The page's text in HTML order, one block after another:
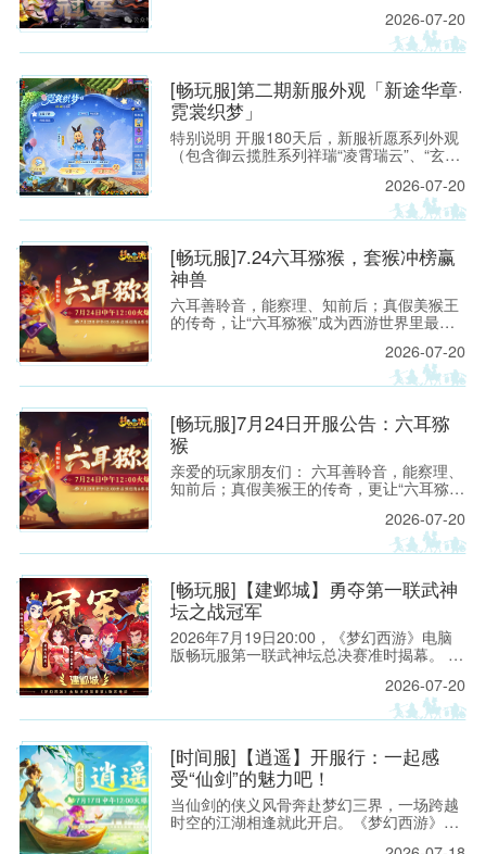
克强敌【紫禁城】，再度捧起武神坛冠军奖
杯，重回武神之巅。 本场对决堪称武神坛战
术博弈的经典之战：禁选阶段双方针锋相
用莲台仙子普陀山精准反制咒师体系，面
对“打蓝”阵容从容应对，最终凭借关键回合
的果断出击锁定胜局。
2026-07-20
[畅玩服]第二期新服外观「新途华章·
霓裳织梦」
特别说明 开服180天后，新服祈愿系列外观
（包含御云揽胜系列祥瑞“凌霄瑞云”、“玄霆
系列锦衣“仙境奇旅”、光环“琼华戏梦”、足
迹“灵灯踏星”），将上架霓裳宝阁“典藏”，少
侠可使用霓裳积分购买。 [畅玩服]第一期新
2026-07-20
[畅玩服]7.24六耳猕猴，套猴冲榜赢
神兽
六耳善聆音，能察理、知前后；真假美猴王
的传奇，让“六耳猕猴”成为西游世界里最令
与不服输的豪气将化作一场全新的三界邀约
——2026年7月24日 12:00《梦幻西游》电
脑版畅玩服【六耳猕猴】即将开启！
2026-07-20
[畅玩服]7月24日开服公告：六耳猕
猴
亲爱的玩家朋友们： 六耳善聆音，能察理、
知前后；真假美猴王的传奇，更让“六耳猕
遐想的名字之一。它既有洞察世事的机敏，
也有敢于迎难而上的锋芒，更有不服输、不
低头的豪气。
2026-07-20
[畅玩服]【建邺城】勇夺第一联武神
坛之战冠军
2026年7月19日20:00，《梦幻西游》电脑
版畅玩服第一联武神坛总决赛准时揭幕。 一
队，他们一路披荆斩棘，挺进决赛，向着
【八零九零】战队的第一次大满贯发起冲
击。
2026-07-20
[时间服]【逍遥】开服行：一起感
受“仙剑”的魅力吧！
当仙剑的侠义风骨奔赴梦幻三界，一场跨越
时空的江湖相逢就此开启。《梦幻西游》电